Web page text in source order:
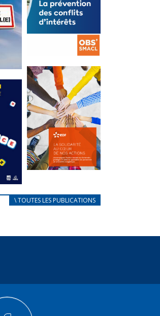
La
prévention
des conflits
d’intérêts
18 septembre 2023
FEUILLETER
au coeur de
nos actions
\ TOUTES LES PUBLICATIONS